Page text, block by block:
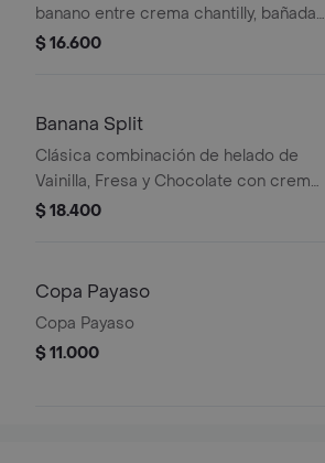
banano entre crema chantilly, bañadas
con salsa de chocolate y arequipe,
$ 16.600
Banana Split
Clásica combinación de helado de
Vainilla, Fresa y Chocolate con crema
chantilly, nueces, banano fresco,
$ 18.400
Copa Payaso
Copa Payaso
$ 11.000